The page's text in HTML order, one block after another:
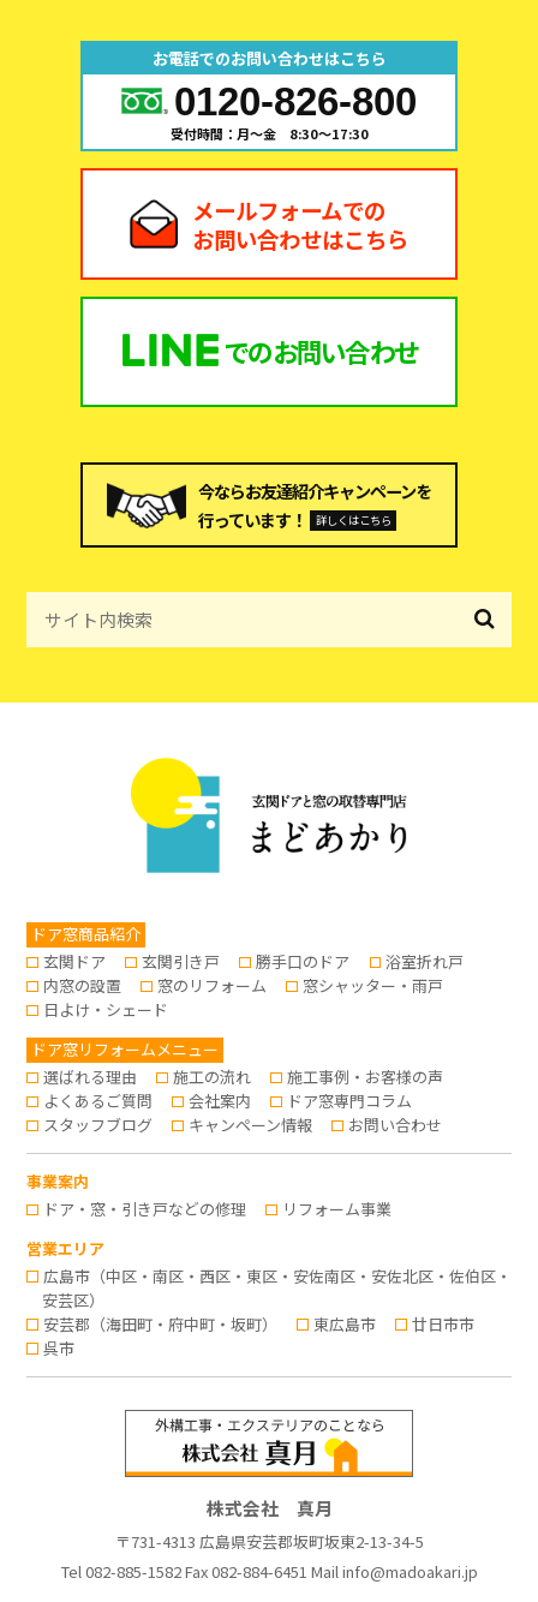
お電話でのお問い合わせはこちら
0120-826-800
受付時間：月～金 8:30～17:30
メールフォームでの
お問い合わせはこちら
でのお問い合わせ
今ならお友達紹介キャンペーンを
行っています！
詳しくはこちら
ドア窓商品紹介
玄関ドア
玄関引き戸 勝手口のドア
浴室折れ戸
内窓の設置
窓のリフォーム
窓シャッター・雨戸
日よけ・シェード
ドア窓リフォームメニュー
選ばれる理由
施工の流れ
施工事例・お客様の声
よくあるご質問
会社案内
ドア窓専門コラム
スタッフブログ
キャンペーン情報 お問い合わせ
事業案内
ドア・窓・引き戸などの修理
リフォーム事業
営業エリア
広島市（中区・南区・西区・東区・安佐南区・安佐北区・佐伯区・
安芸区）
安芸郡（海田町・府中町・坂町）
東広島市
廿日市市
呉市
株式会社 真月
〒731-4313 広島県安芸郡坂町坂東2-13-34-5
Tel082-885-1582Fax 082-884-6451 Mailinfo@madoakari.jp